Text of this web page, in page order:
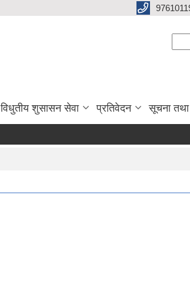
विधुतीय शुसासन सेवा प्रतिवेदन सूचना तथा